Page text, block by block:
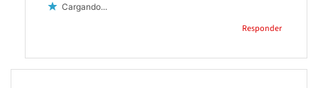
Cargando...
Responder